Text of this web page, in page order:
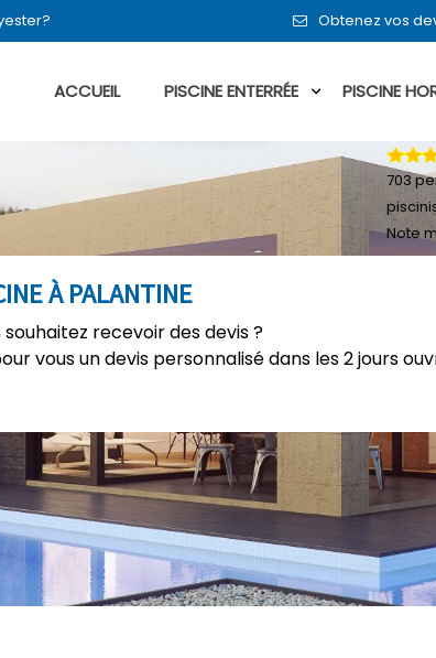
Obtenez vos
ACCUEIL PISCINE ENTERRÉE PISCINE
À PALANTINE
recevoir des devis ?
vous un devis personnalisé dans les 2 jours
703
Note